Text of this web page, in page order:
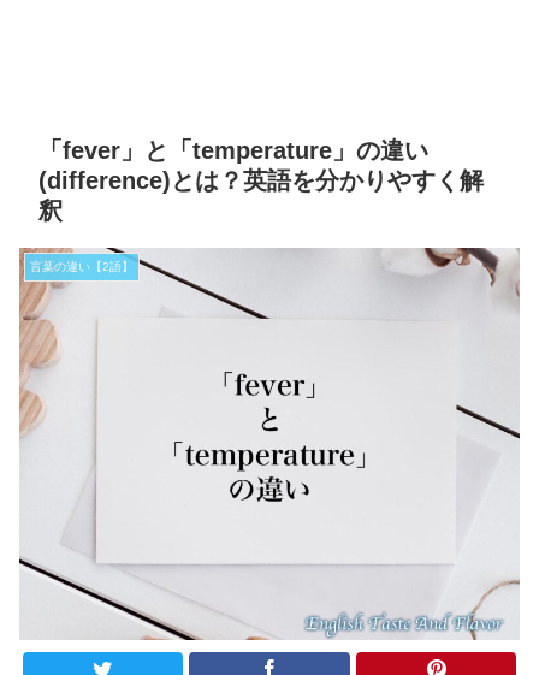
「fever」と「temperature」の違い
(difference)とは？英語を分かりやすく解
釈
言葉の違い【2語】